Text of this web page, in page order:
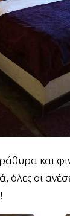
και
όλες οι